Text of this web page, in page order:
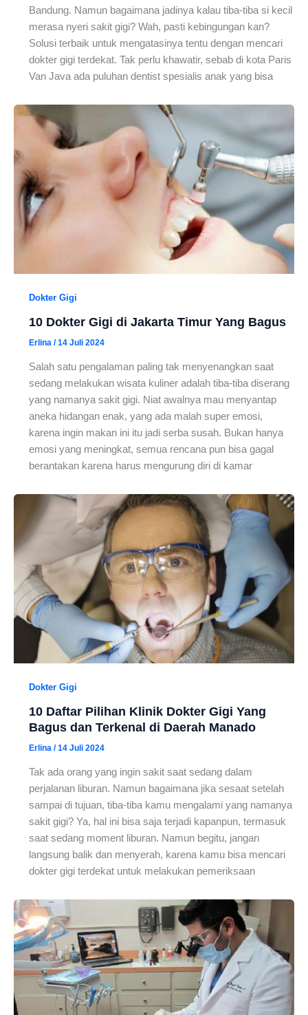
Bandung. Namun bagaimana jadinya kalau tiba-tiba si kecil
merasa nyeri sakit gigi? Wah, pasti kebingungan kan?
Solusi terbaik untuk mengatasinya tentu dengan mencari
dokter gigi terdekat. Tak perlu khawatir, sebab di kota Paris
Van Java ada puluhan dentist spesialis anak yang bisa
Dokter Gigi
10 Dokter Gigi di Jakarta Timur Yang Bagus
Erlina /14 Juli 2024
Salah satu pengalaman paling tak menyenangkan saat
sedang melakukan wisata kuliner adalah tiba-tiba diserang
yang namanya sakit gigi. Niat awalnya mau menyantap
aneka hidangan enak, yang ada malah super emosi,
karena ingin makan ini itu jadi serba susah. Bukan hanya
emosi yang meningkat, semua rencana pun bisa gagal
berantakan karena harus mengurung diri di kamar
Dokter Gigi
10 Daftar Pilihan Klinik Dokter Gigi Yang
Bagus dan Terkenal di Daerah Manado
Erlina /14 Juli 2024
Tak ada orang yang ingin sakit saat sedang dalam
perjalanan liburan. Namun bagaimana jika sesaat setelah
sampai di tujuan, tiba-tiba kamu mengalami yang namanya
sakit gigi? Ya, hal ini bisa saja terjadi kapanpun, termasuk
saat sedang moment liburan. Namun begitu, jangan
langsung balik dan menyerah, karena kamu bisa mencari
dokter gigi terdekat untuk melakukan pemeriksaan